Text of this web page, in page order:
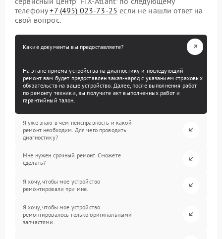
телефону+7 (495) 023-73-25 если не нашли ответ на
свой вопрос.
Какие документы вы предоставляете?
На этапе приема устройства на диагностику и последующий
ремонт вам будет предоставлен заказ-наряд с указанием страховых
обязательств на ваше устройство. Далее, после выполнения работ
по ремонту техники, вы получите акт выполненных работ и
гарантийный талон.
Я уже знаю в чем неисправность и какой
ремонт необходим. Для чего проводить
диагностику?
Мне нужен срочный ремонт. Сможете
сделать?
Я хочу, чтобы мое устройство
ремонтировали при мне.
Я хочу, чтобы мое устройство
ремонтировалось только оригинальными
запчастями.